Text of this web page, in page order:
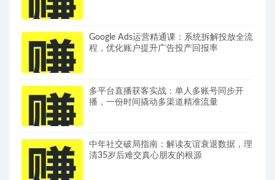
Google Ads运营精通课：系统拆解投放全流
程，优化账户提升广告投产回报率
多平台直播获客实战：单人多账号同步开
播，一份时间撬动多渠道精准流量
中年社交破局指南：解读友谊衰退数据，理
清35岁后难交真心朋友的根源